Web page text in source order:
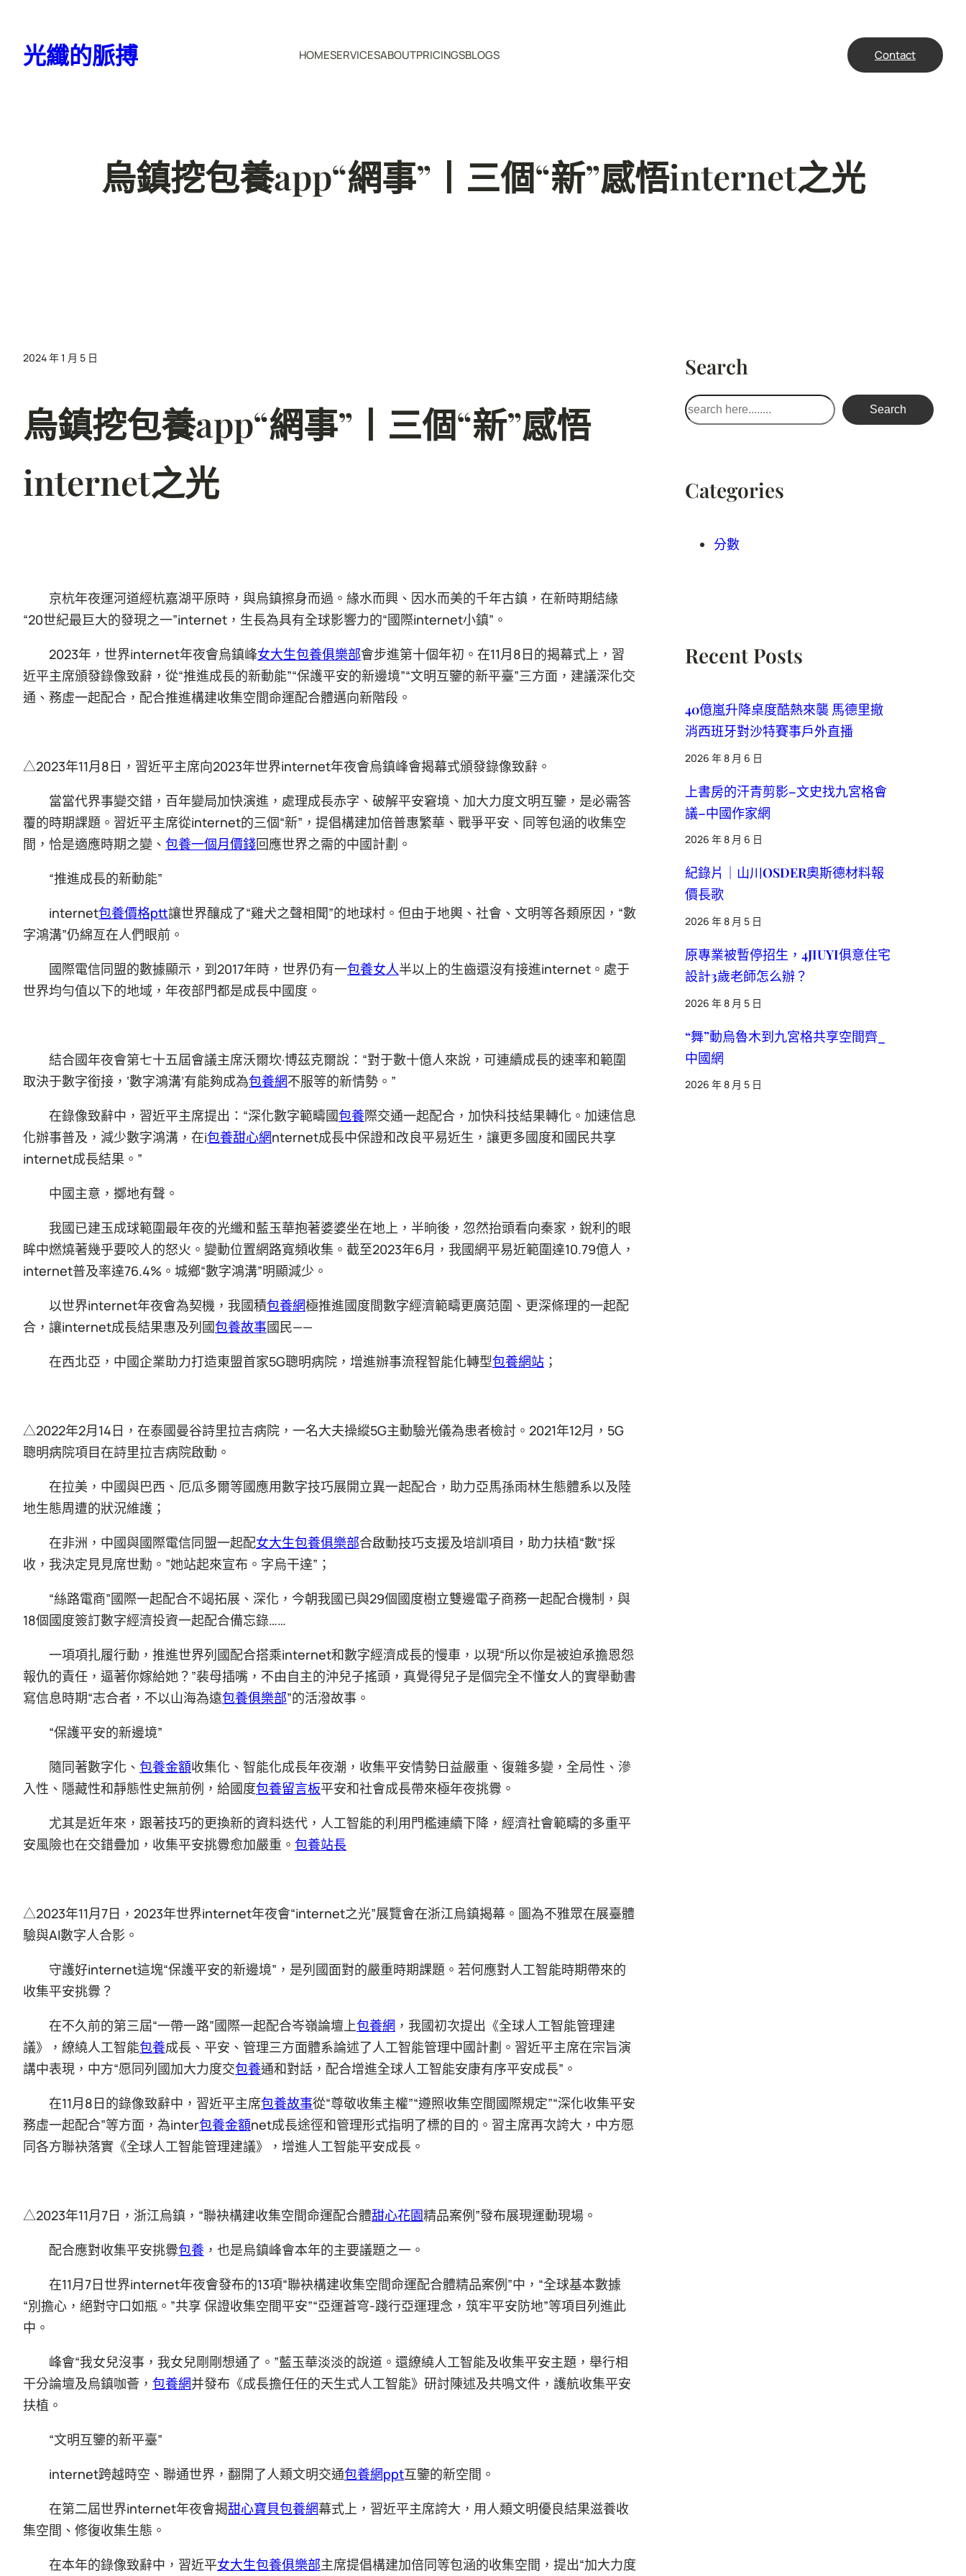
光纖的脈搏 HOMESERVICESABOUTPRICINGSBLOGS Contact
烏鎮挖包養app“網事”丨三個“新”感悟internet之光
2024 年 1 月 5 日
烏鎮挖包養app“網事”丨三個“新”感悟
internet之光
京杭年夜運河道經杭嘉湖平原時，與烏鎮擦身而過。緣水而興、因水而美的千年古鎮，在新時期結緣
“20世紀最巨大的發現之一”internet，生長為具有全球影響力的“國際internet小鎮”。
2023年，世界internet年夜會烏鎮峰女大生包養俱樂部會步進第十個年初。在11月8日的揭幕式上，習
近平主席頒發錄像致辭，從“推進成長的新動能”“保護平安的新邊境”“文明互鑒的新平臺”三方面，建議深化交
通、務虛一起配合，配合推進構建收集空間命運配合體邁向新階段。
△2023年11月8日，習近平主席向2023年世界internet年夜會烏鎮峰會揭幕式頒發錄像致辭。
當當代界事變交錯，百年變局加快演進，處理成長赤字、破解平安窘境、加大力度文明互鑒，是必需答
覆的時期課題。習近平主席從internet的三個“新”，提倡構建加倍普惠繁華、戰爭平安、同等包涵的收集空
間，恰是適應時期之變、 包養一個月價錢回應世界之需的中國計劃。
“推進成長的新動能”
internet包養價格ptt讓世界釀成了“雞犬之聲相聞”的地球村。但由于地輿、社會、文明等各類原因，“數
字鴻溝”仍綿亙在人們眼前。
國際電信同盟的數據顯示，到2017年時，世界仍有一包養女人半以上的生齒還沒有接進internet。處于
世界均勻值以下的地域，年夜部門都是成長中國度。
結合國年夜會第七十五屆會議主席沃爾坎·博茲克爾說：“對于數十億人來說，可連續成長的速率和範圍
取決于數字銜接，‘數字鴻溝’有能夠成為包養網不服等的新情勢。”
在錄像致辭中，習近平主席提出：“深化數字範疇國包養際交通一起配合，加快科技結果轉化。加速信息
化辦事普及，減少數字鴻溝，在i包養甜心網nternet成長中保證和改良平易近生，讓更多國度和國民共享
internet成長結果。”
中國主意，擲地有聲。
我國已建玉成球範圍最年夜的光纖和藍玉華抱著婆婆坐在地上，半晌後，忽然抬頭看向秦家，銳利的眼
眸中燃燒著幾乎要咬人的怒火。變動位置網路寬頻收集。截至2023年6月，我國網平易近範圍達10.79億人，
internet普及率達76.4%。城鄉“數字鴻溝”明顯減少。
以世界internet年夜會為契機，我國積包養網極推進國度間數字經濟範疇更廣范圍、更深條理的一起配
合，讓internet成長結果惠及列國包養故事國民——
在西北亞，中國企業助力打造東盟首家5G聰明病院，增進辦事流程智能化轉型包養網站 ；
△2022年2月14日，在泰國曼谷詩里拉吉病院，一名大夫操縱5G主動驗光儀為患者檢討。2021年12月，5G
聰明病院項目在詩里拉吉病院啟動。
在拉美，中國與巴西、厄瓜多爾等國應用數字技巧展開立異一起配合，助力亞馬孫雨林生態體系以及陸
地生態周遭的狀況維護；
在非洲，中國與國際電信同盟一起配女大生包養俱樂部合啟動技巧支援及培訓項目，助力扶植“數“採
收，我決定見見席世勳。”她站起來宣布。字烏干達”；
“絲路電商”國際一起配合不竭拓展、深化，今朝我國已與29個國度樹立雙邊電子商務一起配合機制，與
18個國度簽訂數字經濟投資一起配合備忘錄……
一項項扎履行動，推進世界列國配合搭乘internet和數字經濟成長的慢車，以現“所以你是被迫承擔恩怨
報仇的責任，逼著你嫁給她？”裴母插嘴，不由自主的沖兒子搖頭，真覺得兒子是個完全不懂女人的實舉動書
寫信息時期“志合者，不以山海為遠包養俱樂部”的活潑故事。
“保護平安的新邊境”
隨同著數字化、 包養金額收集化、智能化成長年夜潮，收集平安情勢日益嚴重、復雜多變，全局性、滲
入性、隱藏性和靜態性史無前例，給國度包養留言板平安和社會成長帶來極年夜挑釁。
尤其是近年來，跟著技巧的更換新的資料迭代，人工智能的利用門檻連續下降，經濟社會範疇的多重平
安風險也在交錯疊加，收集平安挑釁愈加嚴重。 包養站長
△2023年11月7日，2023年世界internet年夜會“internet之光”展覽會在浙江烏鎮揭幕。圖為不雅眾在展臺體
驗與AI數字人合影。
守護好internet這塊“保護平安的新邊境”，是列國面對的嚴重時期課題。若何應對人工智能時期帶來的
收集平安挑釁？
在不久前的第三屆“一帶一路”國際一起配合岑嶺論壇上包養網 ，我國初次提出《全球人工智能管理建
議》，繚繞人工智能包養成長、平安、管理三方面體系論述了人工智能管理中國計劃。習近平主席在宗旨演
講中表現，中方“愿同列國加大力度交包養通和對話，配合增進全球人工智能安康有序平安成長”。
在11月8日的錄像致辭中，習近平主席包養故事從“尊敬收集主權”“遵照收集空間國際規定”“深化收集平安
務虛一起配合”等方面，為inter包養金額net成長途徑和管理形式指明了標的目的。習主席再次誇大，中方愿
同各方聯袂落實《全球人工智能管理建議》，增進人工智能平安成長。
△2023年11月7日，浙江烏鎮，“聯袂構建收集空間命運配合體甜心花園精品案例”發布展現運動現場。
配合應對收集平安挑釁包養 ，也是烏鎮峰會本年的主要議題之一。
在11月7日世界internet年夜會發布的13項“聯袂構建收集空間命運配合體精品案例”中，“全球基本數據
“別擔心，絕對守口如瓶。”共享 保證收集空間平安”“亞運蒼穹-踐行亞運理念，筑牢平安防地”等項目列進此
中。
峰會“我女兒沒事，我女兒剛剛想通了。”藍玉華淡淡的說道。還繚繞人工智能及收集平安主題，舉行相
干分論壇及烏鎮咖薈， 包養網并發布《成長擔任任的天生式人工智能》研討陳述及共鳴文件，護航收集平安
扶植。
“文明互鑒的新平臺”
internet跨越時空、聯通世界，翻開了人類文明交通包養網ppt互鑒的新空間。
在第二屆世界internet年夜會揭甜心寶貝包養網幕式上，習近平主席誇大，用人類文明優良結果滋養收
集空間、修復收集生態。
在本年的錄像致辭中，習近平女大生包養俱樂部主席提倡構建加倍同等包涵的收集空間，提出“加大力度
Search
搜
尋
Search
Categories
分數
Recent Posts
40億嵐升降桌度酷熱來襲 馬德里撤
消西班牙對沙特賽事戶外直播
2026 年 8 月 6 日
上書房的汗青剪影–文史找九宮格會
議–中國作家網
2026 年 8 月 6 日
紀錄片｜山川OSDER奧斯德材料報
價長歌
2026 年 8 月 5 日
原專業被暫停招生，4JIUYI俱意住宅
設計3歲老師怎么辦？
2026 年 8 月 5 日
“舞”動烏魯木到九宮格共享空間齊_
中國網
2026 年 8 月 5 日